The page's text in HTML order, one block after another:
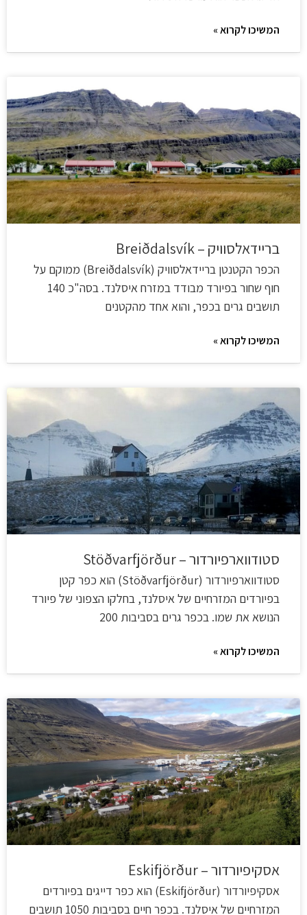
המשיכו לקרוא »
בריידאלסוויק – Breiðdalsvík
הכפר הקטנטן בריידאלסוויק (Breiðdalsvík) ממוקם על
חוף שחור בפיורד מבודד במזרח איסלנד. בסה"כ 140
תושבים גרים בכפר, והוא אחד מהקטנים
המשיכו לקרוא »
סטודווארפיורדור – Stöðvarfjörður
סטודווארפיורדור (Stöðvarfjörður) הוא כפר קטן
בפיורדים המזרחיים של איסלנד, בחלקו הצפוני של פיורד
הנושא את שמו. בכפר גרים בסביבות 200
המשיכו לקרוא »
אסקיפיורדור – Eskifjörður
אסקיפיורדור (Eskifjörður) הוא כפר דייגים בפיורדים
המזרחיים של איסלנד. בכפר חיים בסביבות 1050 תושבים